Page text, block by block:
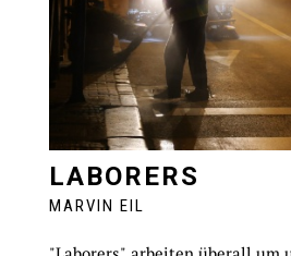
LABORERS
MARVIN EIL